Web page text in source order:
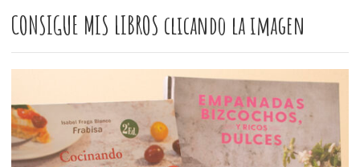
CONSIGUE MIS LIBROS clicando la imagen